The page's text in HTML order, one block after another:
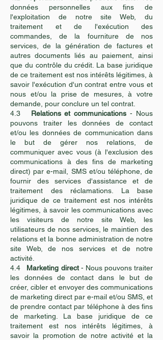
données personnelles aux fins de
l'exploitation de notre site Web, du
traitement et de l'exécution des
commandes, de la fourniture de nos
services, de la génération de factures et
autres documents liés au paiement, ainsi
que du contrôle du crédit. La base juridique
de ce traitement est nos intérêts légitimes, à
savoir l'exécution d'un contrat entre vous et
nous et/ou la prise de mesures, à votre
demande, pour conclure un tel contrat.
4.3 Relations et communications- Nous
pouvons traiter les données de contact
et/ou les données de communication dans
le but de gérer nos relations, de
communiquer avec vous (à l'exclusion des
communications à des fins de marketing
direct) par e-mail, SMS et/ou téléphone, de
fournir des services d'assistance et de
traitement des réclamations. La base
juridique de ce traitement est nos intérêts
légitimes, à savoir les communications avec
les visiteurs de notre site Web, les
utilisateurs de nos services, le maintien des
relations et la bonne administration de notre
site Web, de nos services et de notre
activité.
4.4 Marketing direct- Nous pouvons traiter
les données de contact dans le but de
créer, cibler et envoyer des communications
de marketing direct par e-mail et/ou SMS, et
de prendre contact par téléphone à des fins
de marketing. La base juridique de ce
traitement est nos intérêts légitimes, à
savoir la promotion de notre activité et la